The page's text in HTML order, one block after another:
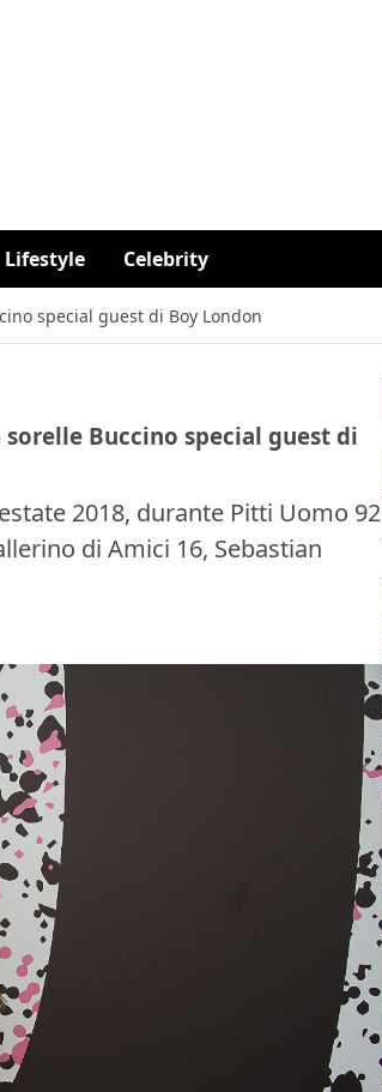
Lifestyle Celebrity
special guest di Boy London
Buccino special guest di
2018, durante Pitti Uomo 92
di Amici 16, Sebastian